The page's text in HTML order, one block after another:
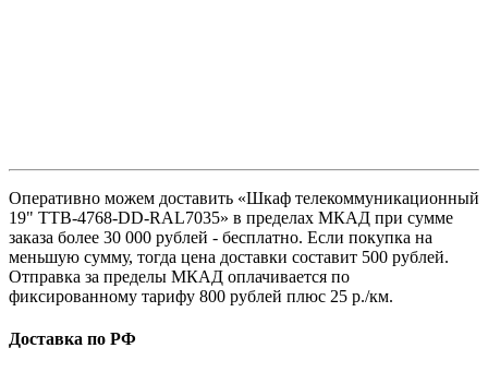
Оперативно можем доставить «Шкаф телекоммуникационный
19" TTB-4768-DD-RAL7035» в пределах МКАД при сумме
заказа более 30 000 рублей - бесплатно. Если покупка на
меньшую сумму, тогда цена доставки составит 500 рублей.
Отправка за пределы МКАД оплачивается по
фиксированному тарифу 800 рублей плюс 25 р./км.
Доставка по РФ